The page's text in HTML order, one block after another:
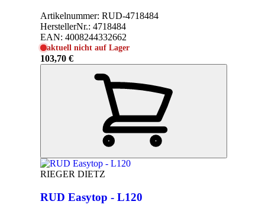
Artikelnummer: RUD-4718484
HerstellerNr.: 4718484
EAN: 4008244332662
aktuell nicht auf Lager
103,70 €
RIEGER DIETZ
RUD Easytop - L120